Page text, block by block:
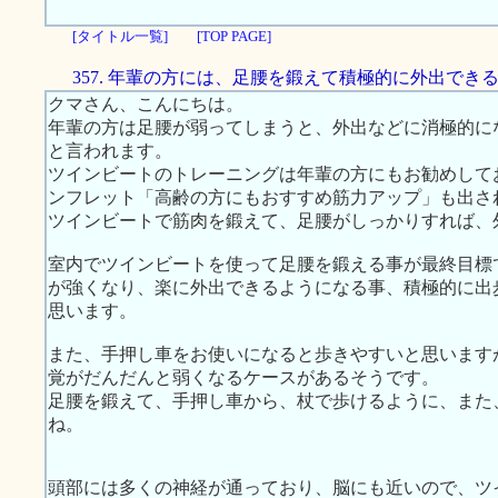
[タイトル一覧] [TOP PAGE]
357. 年輩の方には、足腰を鍛えて積極的に外出でき
クマさん、こんにちは。
年輩の方は足腰が弱ってしまうと、外出などに消極的
と言われます。
ツインビートのトレーニングは年輩の方にもお勧めし
ンフレット「高齢の方にもおすすめ筋力アップ」も出
ツインビートで筋肉を鍛えて、足腰がしっかりすれば
室内でツインビートを使って足腰を鍛える事が最終目
が強くなり、楽に外出できるようになる事、積極的に
思います。
また、手押し車をお使いになると歩きやすいと思いま
覚がだんだんと弱くなるケースがあるそうです。
足腰を鍛えて、手押し車から、杖で歩けるように、ま
ね。
頭部には多くの神経が通っており、脳にも近いので、